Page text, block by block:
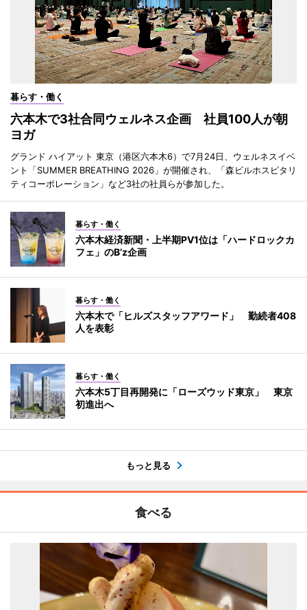
暮らす・働く
六本木で3社合同ウェルネス企画 社員100人が朝
ヨガ
グランド ハイアット 東京（港区六本木6）で7月24日、ウェルネスイベ
ント「SUMMER BREATHING 2026」が開催され、「森ビルホスピタリ
ティコーポレーション」など3社の社員らが参加した。
暮らす・働く
六本木経済新聞・上半期PV1位は「ハードロックカ
フェ」のB’z企画
暮らす・働く
六本木で「ヒルズスタッフアワード」 勤続者408
人を表彰
暮らす・働く
六本木5丁目再開発に「ローズウッド東京」 東京
初進出へ
もっと見る
食べる